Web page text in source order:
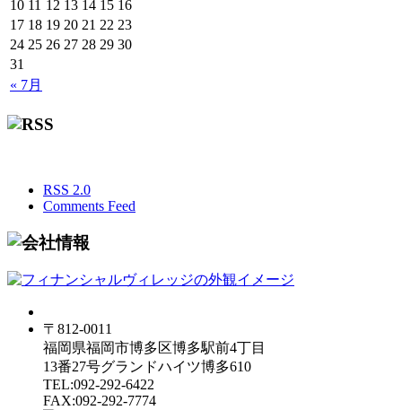
« 7月
10 11 12 13 14 15 16
17 18 19 20 21 22 23
24 25 26 27 28 29 30
31
RSS 2.0
Comments Feed
〒812-0011
福岡県福岡市博多区博多駅前4丁目
13番27号グランドハイツ博多610
TEL:092-292-6422
FAX:092-292-7774